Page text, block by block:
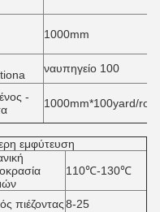
1000mm
ναυπηγείο 100
-
1000mm*100yard/roll
εμφύτευση
110℃-130℃
πιέζοντας8-25